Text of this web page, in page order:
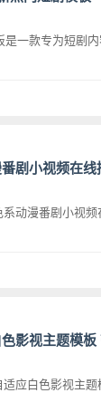
一款专为短剧
剧小视频在线
动漫番剧小视
影视主题模
应白色影视主题